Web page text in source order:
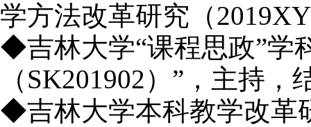
学方法改革研究（
◆吉林大学“课程思政”学
（SK201902）”，主持，
◆吉林大学本科教学改革